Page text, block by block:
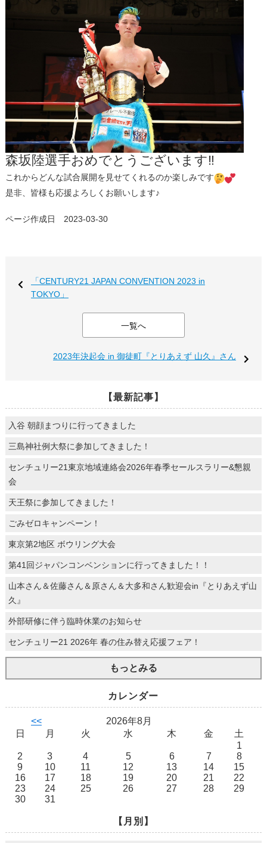
森坂陸選手おめでとうございます‼
これからどんな試合展開を見せてくれるのか楽しみです
是非、皆様も応援よろしくお願いします♪
ページ作成日 2023-03-30
「CENTURY21 JAPAN CONVENTION 2023 in
TOKYO」
一覧へ
2023年決起会 in 御徒町『とりあえず 山久』さん
【最新記事】
入谷 朝顔まつりに行ってきました
三島神社例大祭に参加してきました！
センチュリー21東京地域連絡会2026年春季セールスラリー&懇親
会
天王祭に参加してきました！
ごみゼロキャンペーン！
東京第2地区 ボウリング大会
第41回ジャパンコンベンションに行ってきました！！
山本さん＆佐藤さん＆原さん＆大多和さん歓迎会in『とりあえず山
久』
外部研修に伴う臨時休業のお知らせ
センチュリー21 2026年 春の住み替え応援フェア！
もっとみる
カレンダー
<<
2026年8月
日
月 火 水 木 金
土
1
2
3 4 5 6 7
8
9
10 11 12 13 14
15
16
17 18 19 20 21
22
23
24 25 26 27 28
29
30
31
【月別】